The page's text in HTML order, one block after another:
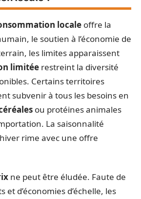
locale offre la
le soutien à l’économie de
les limites apparaissent
limitée restreint la diversité
Certains territoires
subvenir à tous les besoins en
ou protéines animales
La saisonnalité
rime avec une offre
ne peut être éludée. Faute de
d’économies d’échelle, les